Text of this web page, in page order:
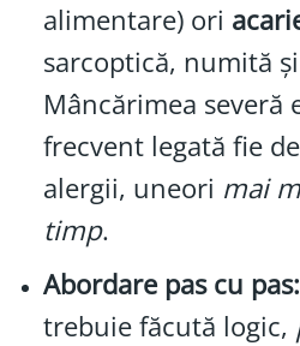
alimentare) ori
sarcoptică, numită
Mâncărimea severă
frecvent legată fie
alergii, uneori mai
timp.
Abordare pas cu pas:
trebuie făcută logic,